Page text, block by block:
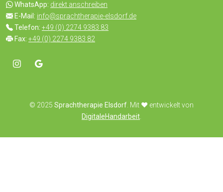
WhatsApp: direkt anschreiben
E-Mail: info@sprachtherapie-elsdorf.de
Telefon: +49 (0) 2274 9383 83
Fax: +49 (0) 2274 9383 82
© 2025 Sprachtherapie Elsdorf . Mit ♥️ entwickelt von
DigitaleHandarbeit